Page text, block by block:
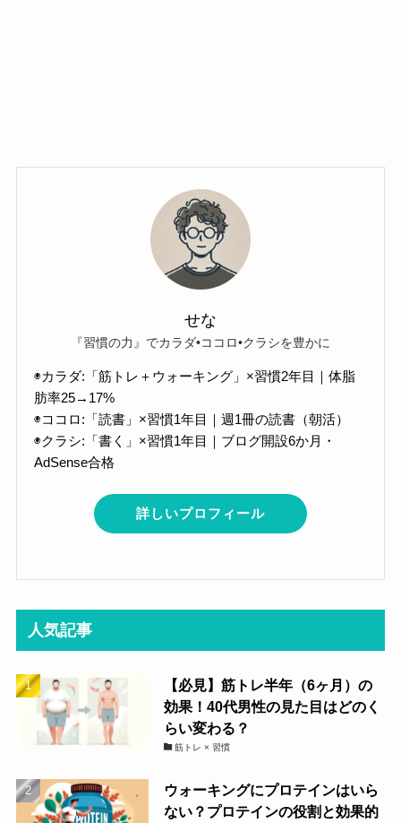
せな
『習慣の力』でカラダ•ココロ•クラシを豊かに
◉カラダ:「筋トレ＋ウォーキング」×習慣2年目｜体脂
肪率25→17%
◉ココロ:「読書」×習慣1年目｜週1冊の読書（朝活）
◉クラシ:「書く」×習慣1年目｜ブログ開設6か月・
AdSense合格
詳しいプロフィール
人気記事
【必見】筋トレ半年（6ヶ月）の
効果！40代男性の見た目はどのく
らい変わる？
筋トレ × 習慣
ウォーキングにプロテインはいら
ない？プロテインの役割と効果的